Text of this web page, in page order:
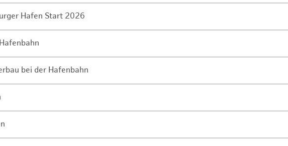
Hafen Start 2026
bei der Hafenbahn